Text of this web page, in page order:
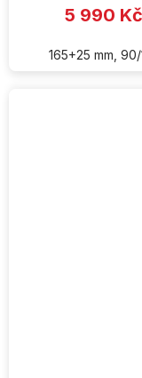
5 990 Kč
165+25 mm,